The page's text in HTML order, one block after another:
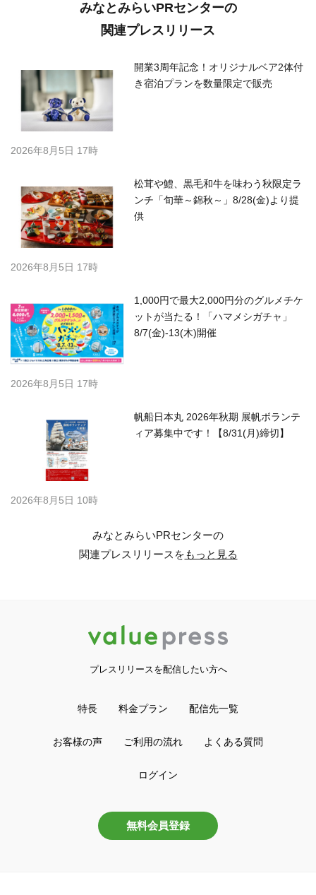
みなとみらいPRセンターの
関連プレスリリース
開業3周年記念！オリジナルベア2体付
き宿泊プランを数量限定で販売
2026年8月5日 17時
松茸や鱧、黒毛和牛を味わう秋限定ラ
ンチ「旬華～錦秋～」8/28(金)より提
供
2026年8月5日 17時
1,000円で最大2,000円分のグルメチケ
ットが当たる！「ハマメシガチャ」
8/7(金)-13(木)開催
2026年8月5日 17時
帆船日本丸 2026年秋期 展帆ボランテ
ィア募集中です！【8/31(月)締切】
2026年8月5日 10時
みなとみらいPRセンターの
関連プレスリリースをもっと見る
プレスリリースを配信したい方へ
特長 料金プラン 配信先一覧
お客様の声 ご利用の流れ よくある質問
ログイン
無料会員登録